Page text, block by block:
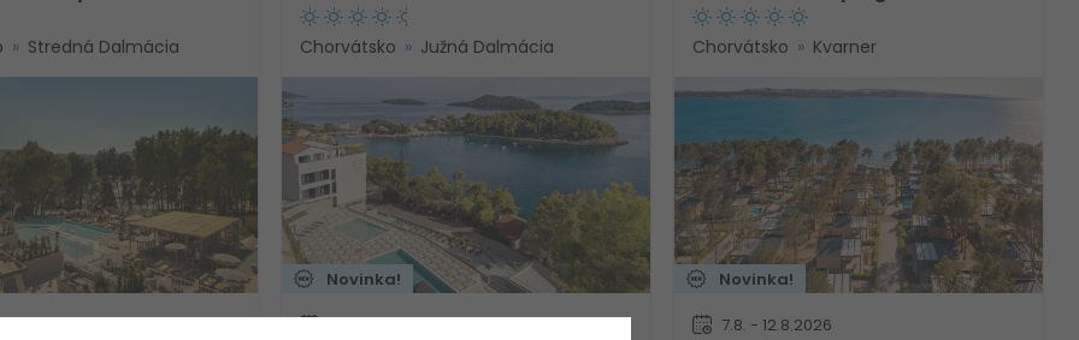
Stredná Dalmácia Chorvátsko Južná Dalmácia
Novinka!
7.8. - 11.8.2026
Chorvátsko Kvarner
Novinka!
7.8. - 12.8.2026